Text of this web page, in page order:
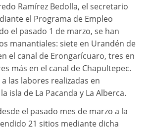
Ramírez Bedolla, el secretario
el Programa de Empleo
el pasado 1 de marzo, se han
manantiales: siete en Urandén de
el canal de Erongarícuaro, tres en
más en el canal de Chapultepec.
las labores realizadas en
isla de La Pacanda y La Alberca.
el pasado mes de marzo a la
21 sitios mediante dicha